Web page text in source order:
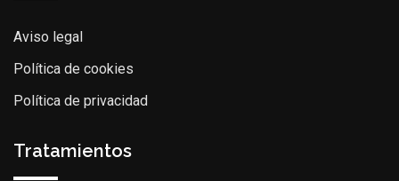
Aviso legal
Política de cookies
Política de privacidad
Tratamientos